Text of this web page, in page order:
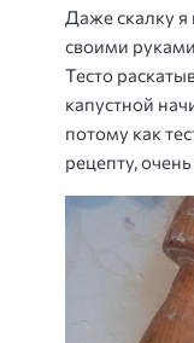
Даже скалку я
своими
Тесто
капустной
потому как
рецепту,